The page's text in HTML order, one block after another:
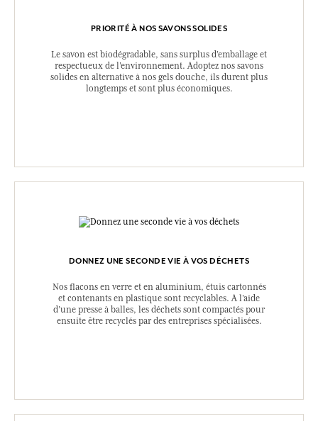
PRIORITÉ À NOS SAVONS SOLIDES
Le savon est biodégradable, sans surplus d’emballage et
respectueux de l’environnement. Adoptez nos savons
solides en alternative à nos gels douche, ils durent plus
longtemps et sont plus économiques.
DONNEZ UNE SECONDE VIE À VOS DÉCHETS
Nos flacons en verre et en aluminium, étuis cartonnés
et contenants en plastique sont recyclables. A l’aide
d’une presse à balles, les déchets sont compactés pour
ensuite être recyclés par des entreprises spécialisées.